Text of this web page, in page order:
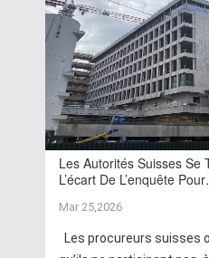
Les Autorités Suisses Se
L’écart De L’enquête
Mar 25,2026
Les procureurs suisses